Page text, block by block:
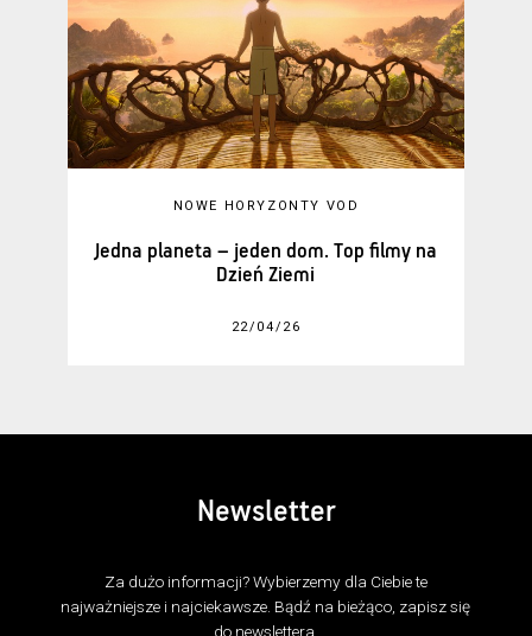
NOWE HORYZONTY VOD
Jedna planeta – jeden dom. Top filmy na
Dzień Ziemi
22/04/26
Newsletter
Za dużo informacji? Wybierzemy dla Ciebie te
najważniejsze i najciekawsze. Bądź na bieżąco, zapisz się
do newslettera.